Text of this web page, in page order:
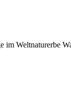
Weltnaturerbe